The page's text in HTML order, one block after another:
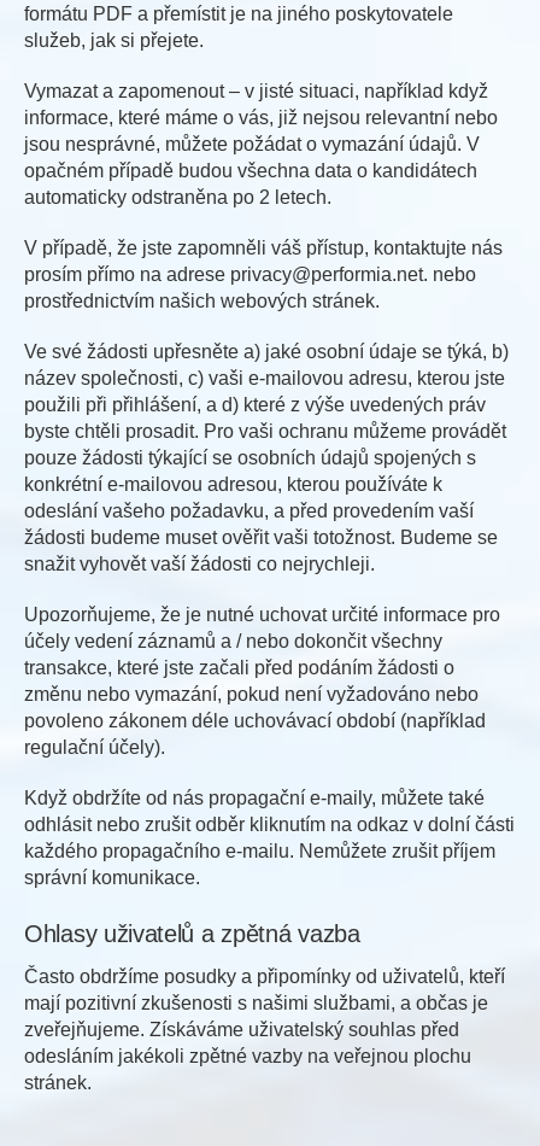
formátu PDF a přemístit je na jiného poskytovatele
služeb, jak si přejete.
Vymazat a zapomenout – v jisté situaci, například když
informace, které máme o vás, již nejsou relevantní nebo
jsou nesprávné, můžete požádat o vymazání údajů. V
opačném případě budou všechna data o kandidátech
automaticky odstraněna po 2 letech.
V případě, že jste zapomněli váš přístup, kontaktujte nás
prosím přímo na adrese privacy@performia.net. nebo
prostřednictvím našich webových stránek.
Ve své žádosti upřesněte a) jaké osobní údaje se týká, b)
název společnosti, c) vaši e-mailovou adresu, kterou jste
použili při přihlášení, a d) které z výše uvedených práv
byste chtěli prosadit. Pro vaši ochranu můžeme provádět
pouze žádosti týkající se osobních údajů spojených s
konkrétní e-mailovou adresou, kterou používáte k
odeslání vašeho požadavku, a před provedením vaší
žádosti budeme muset ověřit vaši totožnost. Budeme se
snažit vyhovět vaší žádosti co nejrychleji.
Upozorňujeme, že je nutné uchovat určité informace pro
účely vedení záznamů a / nebo dokončit všechny
transakce, které jste začali před podáním žádosti o
změnu nebo vymazání, pokud není vyžadováno nebo
povoleno zákonem déle uchovávací období (například
regulační účely).
Když obdržíte od nás propagační e-maily, můžete také
odhlásit nebo zrušit odběr kliknutím na odkaz v dolní části
každého propagačního e-mailu. Nemůžete zrušit příjem
správní komunikace.
Ohlasy uživatelů a zpětná vazba
Často obdržíme posudky a připomínky od uživatelů, kteří
mají pozitivní zkušenosti s našimi službami, a občas je
zveřejňujeme. Získáváme uživatelský souhlas před
odesláním jakékoli zpětné vazby na veřejnou plochu
stránek.